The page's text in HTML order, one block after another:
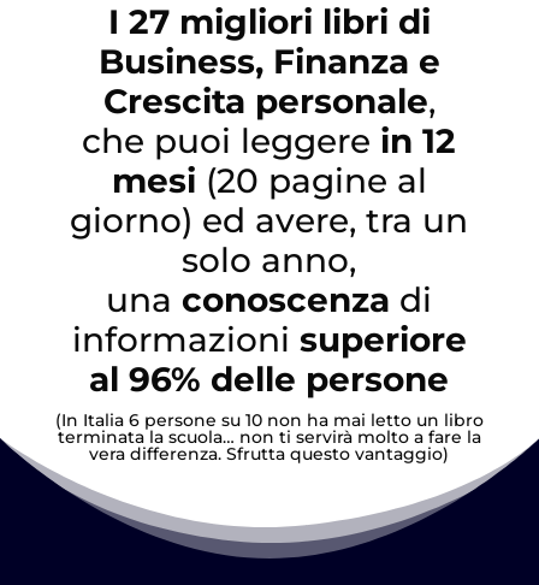
I 27 migliori libri di
Business, Finanza e
Crescita personale,
che puoi leggere in 12
mesi (20 pagine al
giorno) ed avere, tra un
solo anno,
unaconoscenza di
informazioni superiore
al 96% delle persone
(In Italia 6 persone su 10 non ha mai letto un libro
terminata la scuola… non ti servirà molto a fare la
vera differenza. Sfrutta questo vantaggio)